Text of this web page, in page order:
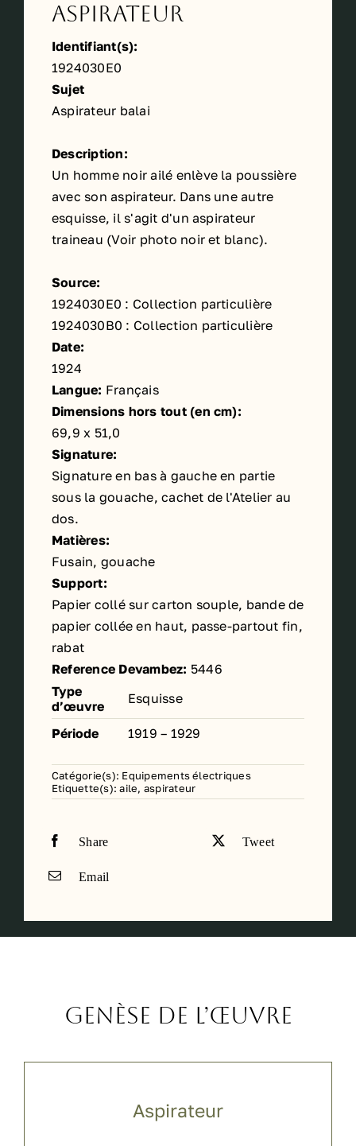
Aspirateur
Identifiant(s):
1924030E0
Sujet
Aspirateur balai
Description:
Un homme noir ailé enlève la poussière
avec son aspirateur. Dans une autre
esquisse, il s'agit d'un aspirateur
traineau (Voir photo noir et blanc).
Source:
1924030E0 : Collection particulière
1924030B0 : Collection particulière
Date:
1924
Langue: Français
Dimensions hors tout (en cm):
69,9 x 51,0
Signature:
Signature en bas à gauche en partie
sous la gouache, cachet de l'Atelier au
dos.
Matières:
Fusain, gouache
Support:
Papier collé sur carton souple, bande de
papier collée en haut, passe-partout fin,
rabat
Reference Devambez: 5446
Type
d’œuvre
Esquisse
Période 1919 – 1929
Catégorie(s): Equipements électriques
Etiquette(s):aile, aspirateur
Share Tweet
Email
Genèse de l’œuvre
Aspirateur